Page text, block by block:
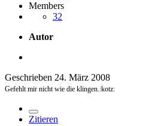
Members
32
Autor
Geschrieben 24. März 2008
Gefehlt mir nicht wie die klingen.:kotz:
Zitieren